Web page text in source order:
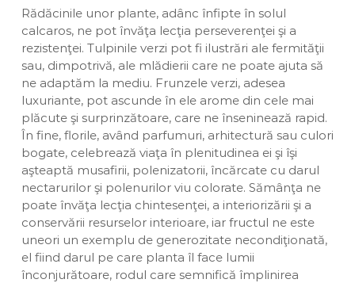
Rădăcinile unor plante, adânc înfipte în solul
calcaros, ne pot învăţa lecţia perseverenţei şi a
rezistenţei. Tulpinile verzi pot fi ilustrări ale fermităţii
sau, dimpotrivă, ale mlădierii care ne poate ajuta să
ne adaptăm la mediu. Frunzele verzi, adesea
luxuriante, pot ascunde în ele arome din cele mai
plăcute şi surprinzătoare, care ne înseninează rapid.
În fine, florile, având parfumuri, arhitectură sau culori
bogate, celebrează viaţa în plenitudinea ei şi îşi
aşteaptă musafirii, polenizatorii, încărcate cu darul
nectarurilor şi polenurilor viu colorate. Sămânţa ne
poate învăţa lecţia chintesenţei, a interiorizării şi a
conservării resurselor interioare, iar fructul ne este
uneori un exemplu de generozitate necondiţionată,
el fiind darul pe care planta îl face lumii
înconjurătoare, rodul care semnifică împlinirea